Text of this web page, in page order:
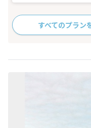
すべてのプラン